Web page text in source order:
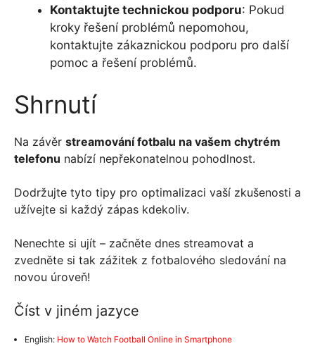
Kontaktujte technickou podporu: Pokud
kroky řešení problémů nepomohou,
kontaktujte zákaznickou podporu pro další
pomoc a řešení problémů.
Shrnutí
Na závěr streamování fotbalu na vašem chytrém
telefonu nabízí nepřekonatelnou pohodlnost.
Dodržujte tyto tipy pro optimalizaci vaší zkušenosti a
užívejte si každý zápas kdekoliv.
Nenechte si ujít – začněte dnes streamovat a
zvedněte si tak zážitek z fotbalového sledování na
novou úroveň!
Číst v jiném jazyce
English: How to Watch Football Online in Smartphone